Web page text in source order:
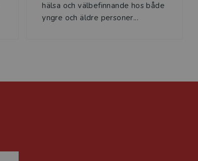
hälsa och välbefinnande hos både
yngre och äldre personer...